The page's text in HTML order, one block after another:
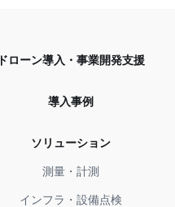
ドローン導入・事業開発支援
導入事例
ソリューション
測量・計測
インフラ・設備点検